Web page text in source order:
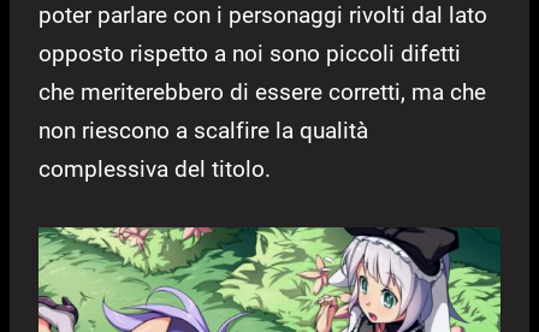
poter parlare con i personaggi rivolti dal lato
opposto rispetto a noi sono piccoli difetti
che meriterebbero di essere corretti, ma che
non riescono a scalfire la qualità
complessiva del titolo.